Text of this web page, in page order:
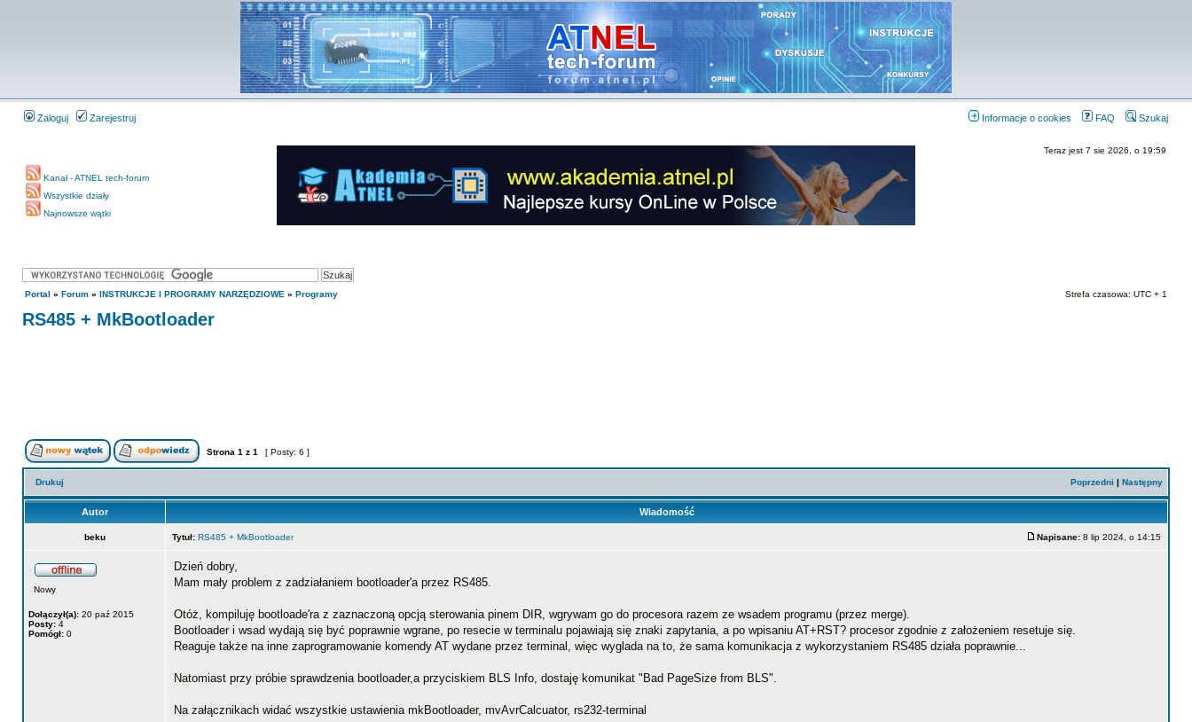
Zaloguj Zarejestruj Informacje o cookies FAQ Szukaj
Kanał - ATNEL tech-forum
Wszystkie działy
Najnowsze wątki
Teraz jest 7 sie 2026, o 19:59
Portal » Forum » INSTRUKCJE I PROGRAMY NARZĘDZIOWE » Programy Strefa czasowa: UTC + 1
RS485 + MkBootloader
Strona 1 z 1 [ Posty: 6 ]
Drukuj Poprzedni | Następny
Autor Wiadomość
beku Tytuł: RS485 + MkBootloader Napisane: 8 lip 2024, o 14:15
Nowy
Dołączył(a): 20 paź 2015
Posty: 4
Pomógł: 0
Dzień dobry,
Mam mały problem z zadziałaniem bootloader'a przez RS485.
Otóż, kompiluję bootloade'ra z zaznaczoną opcją sterowania pinem DIR, wgrywam go do procesora razem ze wsadem programu (przez merge).
Bootloader i wsad wydają się być poprawnie wgrane, po resecie w terminalu pojawiają się znaki zapytania, a po wpisaniu AT+RST? procesor zgodnie z założeniem resetuje się.
Reaguje także na inne zaprogramowanie komendy AT wydane przez terminal, więc wyglada na to, że sama komunikacja z wykorzystaniem RS485 działa poprawnie...
Natomiast przy próbie sprawdzenia bootloader,a przyciskiem BLS Info, dostaję komunikat "Bad PageSize from BLS".
Na załącznikach widać wszystkie ustawienia mkBootloader, mvAvrCalcuator, rs232-terminal